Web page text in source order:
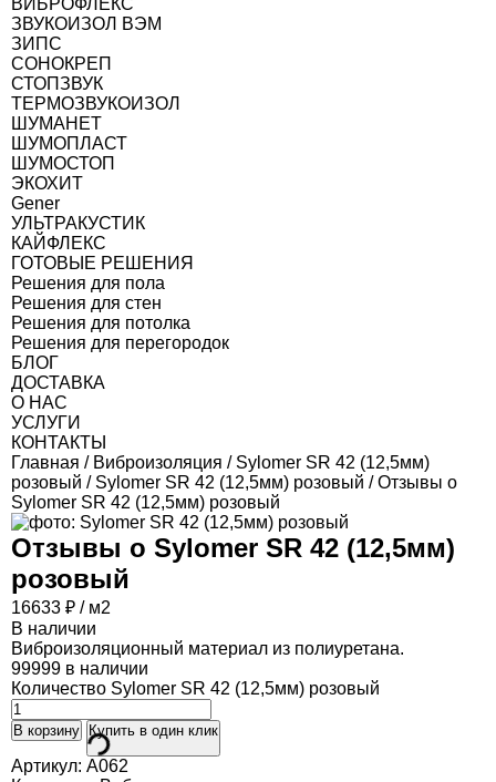
ВИБРОФЛЕКС
ЗВУКОИЗОЛ ВЭМ
ЗИПС
СОНОКРЕП
СТОПЗВУК
ТЕРМОЗВУКОИЗОЛ
ШУМАНЕТ
ШУМОПЛАСТ
ШУМОСТОП
ЭКОХИТ
Gener
УЛЬТРАКУСТИК
КАЙФЛЕКС
ГОТОВЫЕ РЕШЕНИЯ
Решения для пола
Решения для стен
Решения для потолка
Решения для перегородок
БЛОГ
ДОСТАВКА
О НАС
УСЛУГИ
КОНТАКТЫ
Главная / Виброизоляция / Sylomer SR 42 (12,5мм)
розовый / Sylomer SR 42 (12,5мм) розовый / Отзывы о
Sylomer SR 42 (12,5мм) розовый
Отзывы о Sylomer SR 42 (12,5мм)
розовый
16633 ₽ / м2
В наличии
Виброизоляционный материал из полиуретана.
99999 в наличии
Количество Sylomer SR 42 (12,5мм) розовый
В корзину Купить в один клик
Артикул: A062